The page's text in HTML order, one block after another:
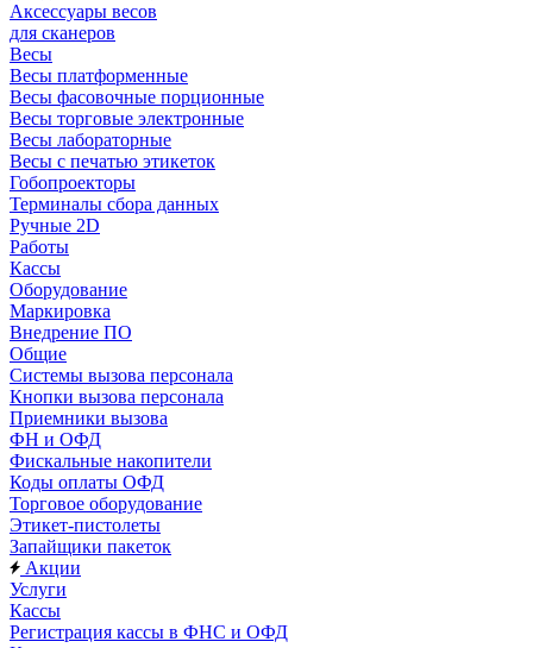
Аксессуары весов
для сканеров
Весы
Весы платформенные
Весы фасовочные порционные
Весы торговые электронные
Весы лабораторные
Весы с печатью этикеток
Гобопроекторы
Терминалы сбора данных
Ручные 2D
Работы
Кассы
Оборудование
Маркировка
Внедрение ПО
Общие
Системы вызова персонала
Кнопки вызова персонала
Приемники вызова
ФН и ОФД
Фискальные накопители
Коды оплаты ОФД
Торговое оборудование
Этикет-пистолеты
Запайщики пакеток
Акции
Услуги
Кассы
Регистрация кассы в ФНС и ОФД